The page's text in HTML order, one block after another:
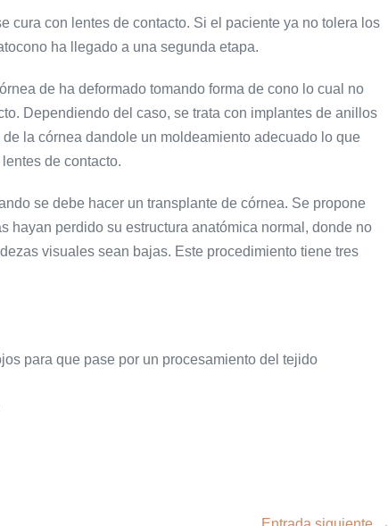
cura con lentes de contacto. Si el paciente ya no tolera los
ha llegado a una segunda etapa.
de ha deformado tomando forma de cono lo cual no
Dependiendo del caso, se trata con implantes de anillos
la córnea dandole un moldeamiento adecuado lo que
de contacto.
se debe hacer un transplante de córnea. Se propone
hayan perdido su estructura anatómica normal, donde no
visuales sean bajas. Este procedimiento tiene tres
para que pase por un procesamiento del tejido